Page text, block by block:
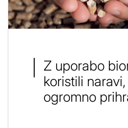
Z uporabo
koristili
ogromno